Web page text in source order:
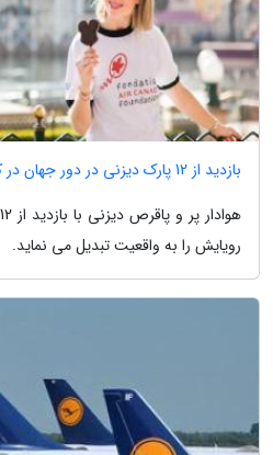
بازدید از 12 پارک دیزنی در دور جهان در کمتر از 80 ساعت
رویایش را به واقعیت تبدیل می نماید.